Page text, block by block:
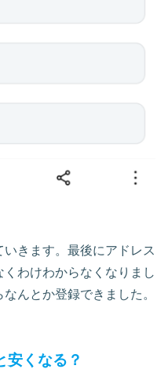
きます。最後にアドレス
わけわからなくなりまし
んとか登録できました。
安くなる？